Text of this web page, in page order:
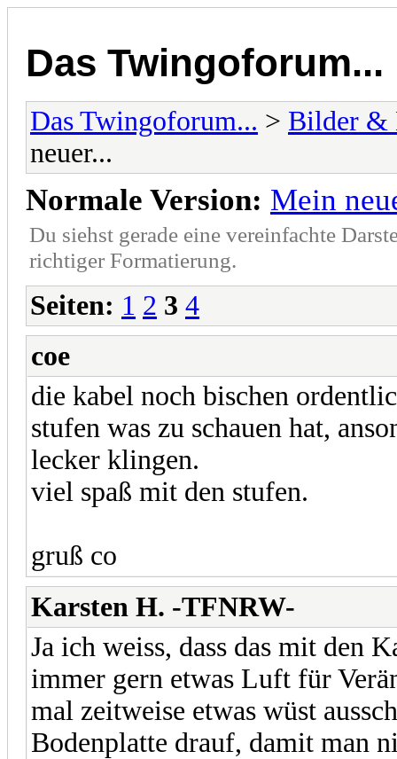
Das Twingoforum...
Das Twingoforum... > Bilder &
neuer...
Normale Version: Mein
Du siehst gerade eine vereinfachte
richtiger Formatierung.
Seiten: 1 2 3 4
coe
die kabel noch bischen
stufen was zu schauen hat,
lecker klingen.
viel spaß mit den stufen.
gruß co
Karsten H. -TFNRW-
Ja ich weiss, dass das mit den
immer gern etwas Luft für
mal zeitweise etwas wüst
Bodenplatte drauf, damit man